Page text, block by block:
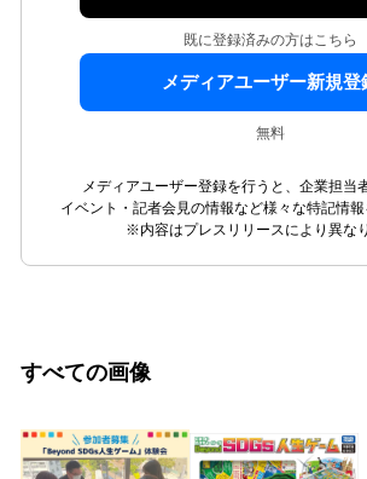
既に登録済みの方はこちら
メディアユーザー新規登
無料
メディアユーザー登録を行うと、企業担当
イベント・記者会見の情報など様々な特記情報
※内容はプレスリリースにより異な
すべての画像